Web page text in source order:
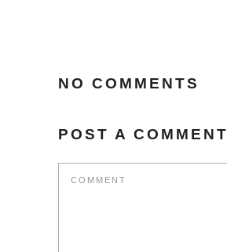
NO COMMENTS
POST A COMMENT